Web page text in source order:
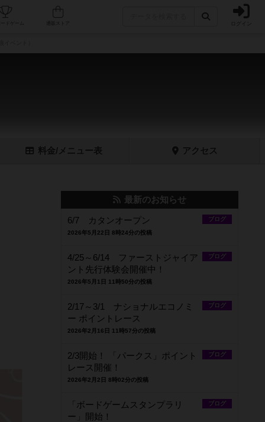
人気ボードゲーム ログイン
料金/メニュー表 アクセス
最新のお知らせ
ブログ
6/7 カタンオープン
2026年5月22日 8時24分の投稿
ブログ
4/25～6/14 ファーストジャイア
ント先行体験会開催中！
2026年5月1日 11時50分の投稿
ブログ
2/17～3/1 ナショナルエコノミ
ー ポイントレース
2026年2月16日 11時57分の投稿
ブログ
2/3開始！ 「パークス」ポイント
レース開催！
2026年2月2日 8時02分の投稿
ブログ
「ボードゲームスタンプラリ
ー」開始！